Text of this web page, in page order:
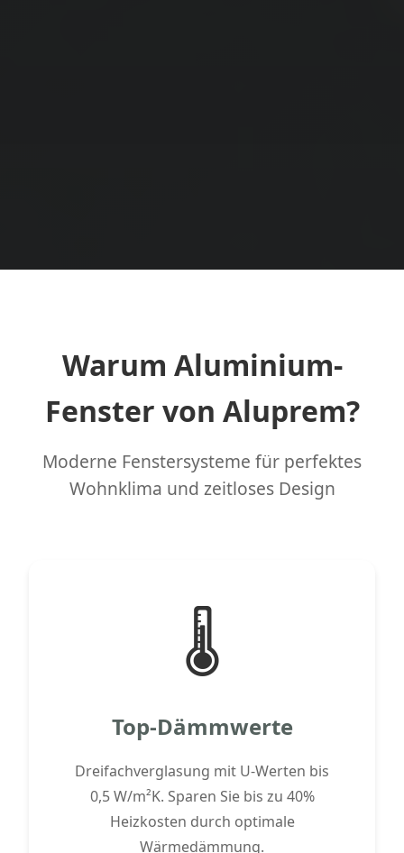
Warum Aluminium-
Fenster von Aluprem?
Moderne Fenstersysteme für perfektes
Wohnklima und zeitloses Design
🌡️
Top-Dämmwerte
Dreifachverglasung mit U-Werten bis
0,5 W/m²K. Sparen Sie bis zu 40%
Heizkosten durch optimale
Wärmedämmung.